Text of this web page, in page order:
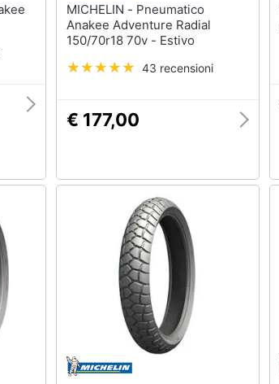
MICHELIN - Pneumatico
Anakee Adventure Radial
150/70r18 70v - Estivo
43 recensioni
€ 177,00